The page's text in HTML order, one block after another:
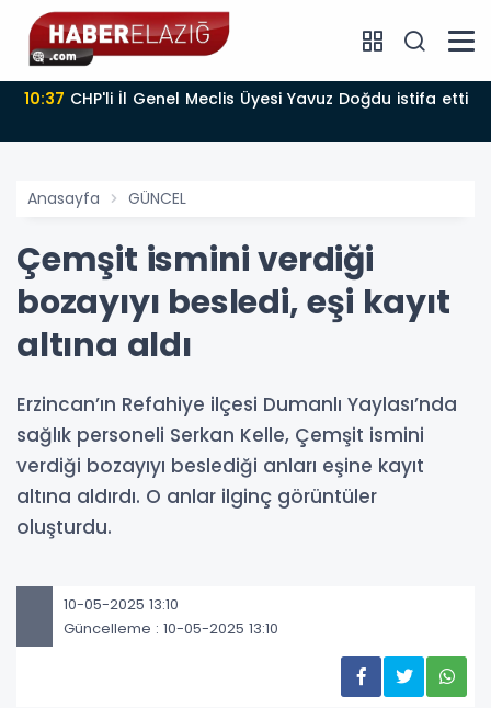
10:37 CHP'li İl Genel Meclis Üyesi Yavuz Doğdu istifa etti
Anasayfa GÜNCEL
Çemşit ismini verdiği
bozayıyı besledi, eşi kayıt
altına aldı
Erzincan’ın Refahiye ilçesi Dumanlı Yaylası’nda
sağlık personeli Serkan Kelle, Çemşit ismini
verdiği bozayıyı beslediği anları eşine kayıt
altına aldırdı. O anlar ilginç görüntüler
oluşturdu.
10-05-2025 13:10
Güncelleme : 10-05-2025 13:10